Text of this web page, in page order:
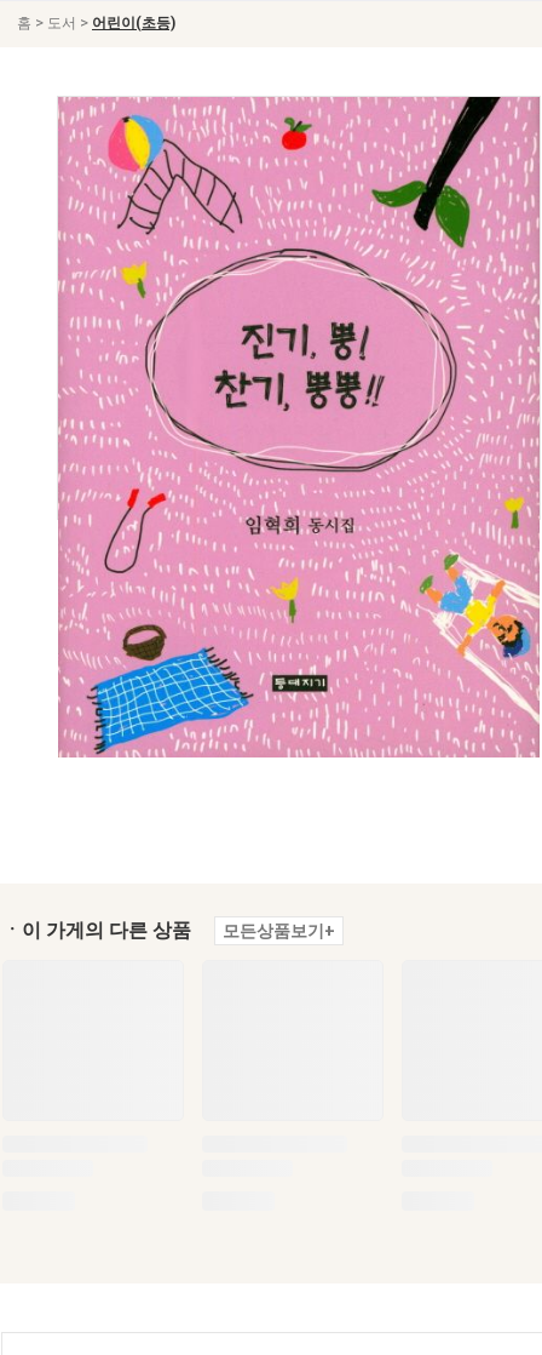
홈 > 도서 > 어린이(초등)
ㆍ이 가게의 다른 상품 모든상품보기+